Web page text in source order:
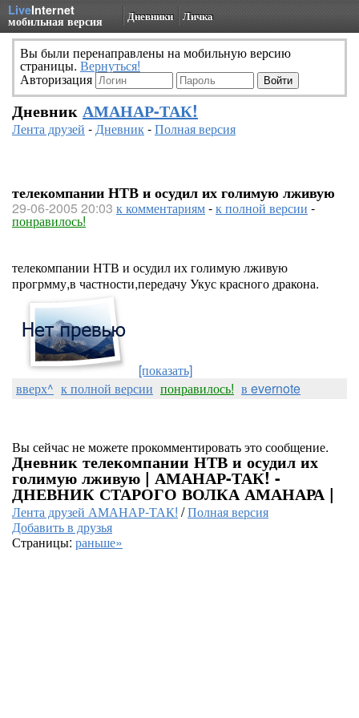
LiveInternet
мобильная версия Дневники Личка
Вы были перенаправлены на мобильную версию
страницы. Вернуться!
Авторизация
Дневник АМАНАР-ТАК!
Лента друзей -Дневник-Полная версия
телекомпании НТВ и осудил их голимую лживую
29-06-2005 20:03 к комментариям-к полной версии -
понравилось!
телекомпании НТВ и осудил их голимую лживую
прогрмму,в частности,передачу Укус красного дракона.
[показать]
вверх^ к полной версии понравилось! в evernote
Вы сейчас не можете прокомментировать это сообщение.
Дневник телекомпании НТВ и осудил их
голимую лживую | АМАНАР-ТАК! -
ДНЕВНИК СТАРОГО ВОЛКА АМАНАРА |
Лента друзей АМАНАР-ТАК! /Полная версия
Добавить в друзья
Страницы: раньше»